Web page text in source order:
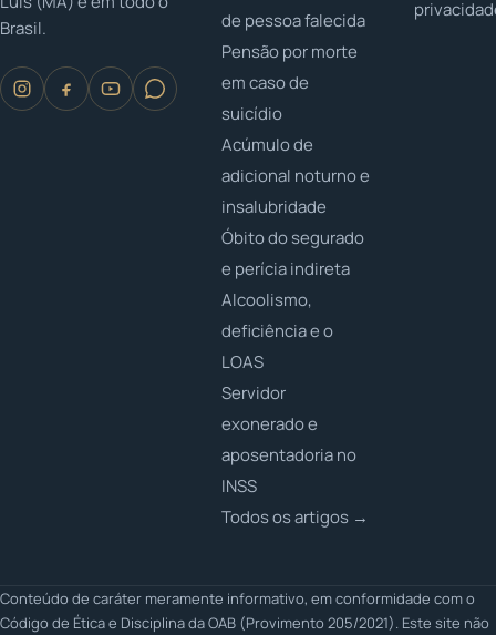
Brasil.
de pessoa falecida
Pensão por morte
em caso de
suicídio
Acúmulo de
adicional noturno e
insalubridade
Óbito do segurado
e perícia indireta
Alcoolismo,
deficiência e o
LOAS
Servidor
exonerado e
aposentadoria no
INSS
Todos os artigos →
Conteúdo de caráter meramente informativo, em conformidade com o
Código de Ética e Disciplina da OAB (Provimento 205/2021). Este site não